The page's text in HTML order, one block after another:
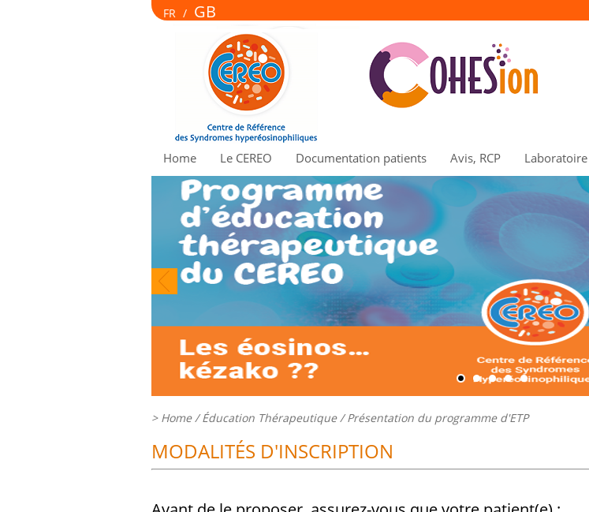
FR / GB
Home Le CEREO Documentation patients Avis, RCP Laboratoire
> Home/ Éducation Thérapeutique /Présentation du programme d'ETP
MODALITÉS D'INSCRIPTION